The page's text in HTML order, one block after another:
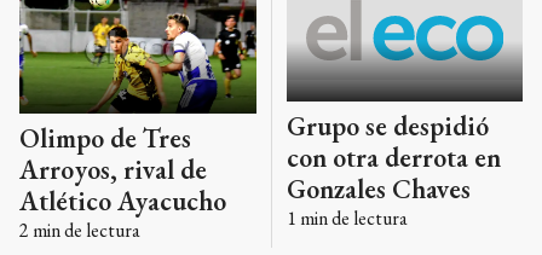
Olimpo de Tres
Arroyos, rival de
Atlético Ayacucho
2 min de lectura
Grupo se despidió
con otra derrota en
Gonzales Chaves
1 min de lectura